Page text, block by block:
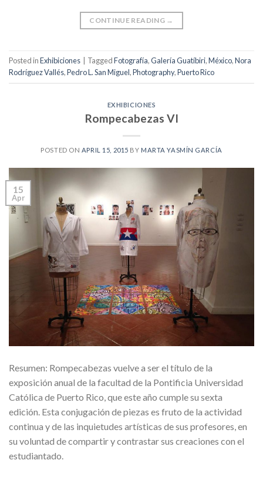
CONTINUE READING →
Posted inExhibiciones TaggedFotografía,Galería Guatíbiri,México,Nora
Rodríguez Vallés,Pedro L. San Miguel,Photography,Puerto Rico
EXHIBICIONES
Rompecabezas VI
POSTED ON APRIL 15, 2015 BY MARTA YASMÍN GARCÍA
15
Apr
Resumen: Rompecabezas vuelve a ser el título de la
exposición anual de la facultad de la Pontificia Universidad
Católica de Puerto Rico, que este año cumple su sexta
edición. Esta conjugación de piezas es fruto de la actividad
continua y de las inquietudes artísticas de sus profesores, en
su voluntad de compartir y contrastar sus creaciones con el
estudiantado.